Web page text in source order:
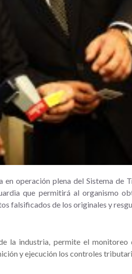
operación plena del Sistema de
que permitirá al organismo
falsificados de los originales y
la industria, permite el
y ejecución los controles